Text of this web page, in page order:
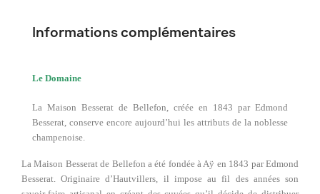
Informations complémentaires
Le Domaine
La Maison Besserat de Bellefon, créée en 1843 par Edmond
Besserat, conserve encore aujourd’hui les attributs de la noblesse
champenoise.
La Maison Besserat de Bellefon a été fondée à Aÿ en 1843 par Edmond
Besserat. Originaire d’Hautvillers, il impose au fil des années son